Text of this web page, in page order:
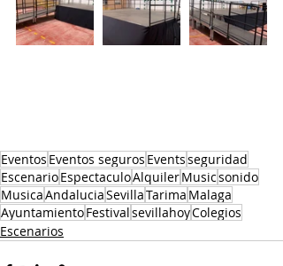
Eventos Eventos seguros Eventsseguridad
EscenarioEspectaculoAlquilerMusicsonido
MusicaAndaluciaSevillaTarima Malaga
AyuntamientoFestivalsevillahoyColegios
Escenarios